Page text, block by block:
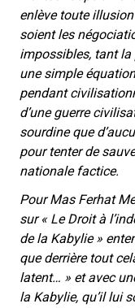
enlève toute
soient les
impossibles, tant la
une simple
pendant
d’une guerre
sourdine que
pour tenter de
nationale factice.
Pour Mas Ferhat
sur « Le Droit à
de la Kabylie »
que derrière tout
latent… » et avec
la Kabylie, qu’il lui